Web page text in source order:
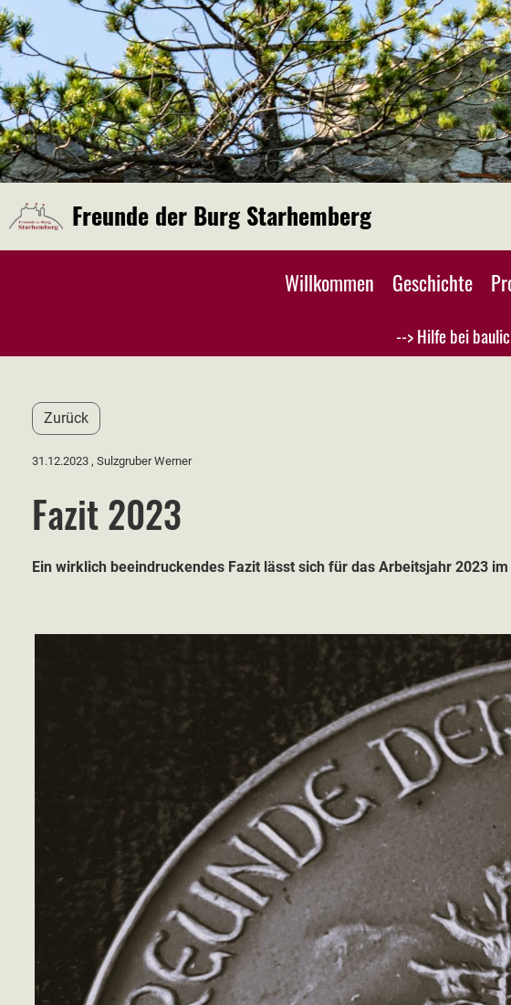
Freunde der Burg Starhemberg
Willkommen Geschichte
--> Hilfe bei
Zurück
31.12.2023 , Sulzgruber Werner
Fazit 2023
Ein wirklich beeindruckendes Fazit lässt sich für das Arbeitsjahr 2023